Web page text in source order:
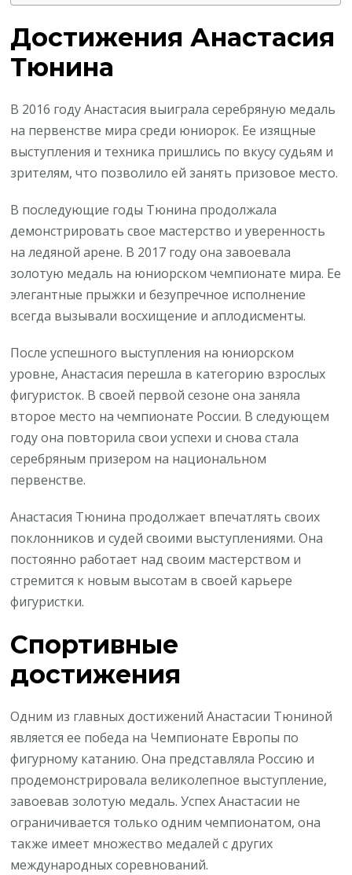
Достижения Анастасия
Тюнина
В 2016 году Анастасия выиграла серебряную медаль
на первенстве мира среди юниорок. Ее изящные
выступления и техника пришлись по вкусу судьям и
зрителям, что позволило ей занять призовое место.
В последующие годы Тюнина продолжала
демонстрировать свое мастерство и уверенность
на ледяной арене. В 2017 году она завоевала
золотую медаль на юниорском чемпионате мира. Ее
элегантные прыжки и безупречное исполнение
всегда вызывали восхищение и аплодисменты.
После успешного выступления на юниорском
уровне, Анастасия перешла в категорию взрослых
фигуристок. В своей первой сезоне она заняла
второе место на чемпионате России. В следующем
году она повторила свои успехи и снова стала
серебряным призером на национальном
первенстве.
Анастасия Тюнина продолжает впечатлять своих
поклонников и судей своими выступлениями. Она
постоянно работает над своим мастерством и
стремится к новым высотам в своей карьере
фигуристки.
Спортивные
достижения
Одним из главных достижений Анастасии Тюниной
является ее победа на Чемпионате Европы по
фигурному катанию. Она представляла Россию и
продемонстрировала великолепное выступление,
завоевав золотую медаль. Успех Анастасии не
ограничивается только одним чемпионатом, она
также имеет множество медалей с других
международных соревнований.